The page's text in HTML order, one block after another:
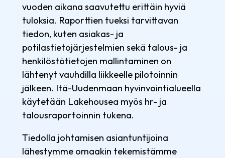
vuoden aikana saavutettu erittäin hyviä
tuloksia. Raporttien tueksi tarvittavan
tiedon, kuten asiakas- ja
potilastietojärjestelmien sekä talous- ja
henkilöstötietojen mallintaminen on
lähtenyt vauhdilla liikkeelle pilotoinnin
jälkeen. Itä-Uudenmaan hyvinvointialueella
käytetään Lakehousea myös hr- ja
talousraportoinnin tukena.
Tiedolla johtamisen asiantuntijoina
lähestymme omaakin tekemistämme